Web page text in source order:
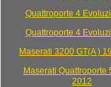
Quattroporte 4
Quattroporte 4
Maserati 3200 GT(A )
Maserati Quattroporte
2012